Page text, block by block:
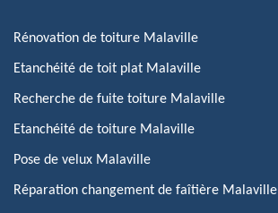
Rénovation de toiture Malaville
Etanchéité de toit plat Malaville
Recherche de fuite toiture Malaville
Etanchéité de toiture Malaville
Pose de velux Malaville
Réparation changement de faîtière Malaville